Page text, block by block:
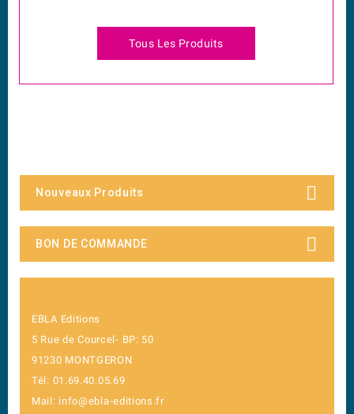
Tous Les Produits
Nouveaux Produits
BON DE COMMANDE
EBLA Editions
5 Rue de Courcel- BP: 50
91230 MONTGERON
Tél: 01.69.40.05.69
Mail: info@ebla-editions.fr